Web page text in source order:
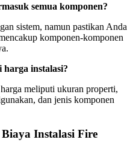
semua komponen?
sistem, namun pastikan Anda
komponen-komponen
harga instalasi?
meliputi ukuran properti,
dan jenis komponen
Instalasi Fire